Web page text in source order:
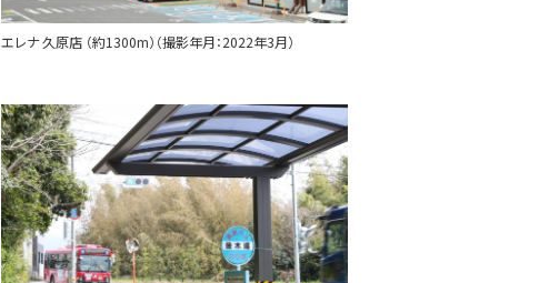
エレナ 久原店 （約1300m）（撮影年月：2022年3月）